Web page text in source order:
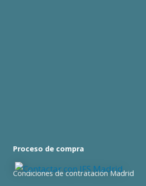
Proceso de compra
Condiciones de contratación Madrid